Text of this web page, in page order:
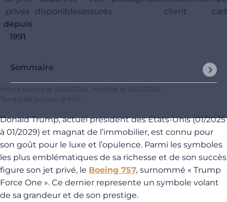
privés
depuis
1991
disponiblesassurés
client
Sommaire
Article publié le 16/09/2024 , modifié le 10/10/2025
Temps de lecture : 8 min
Donald Trump, actuel président des États-Unis (01/2025
à 01/2029) et magnat de l’immobilier, est connu pour
son goût pour le luxe et l’opulence. Parmi les symboles
les plus emblématiques de sa richesse et de son succès
figure son jet privé, le Boeing 757, surnommé « Trump
Force One ». Ce dernier represente un symbole volant
de sa grandeur et de son prestige.